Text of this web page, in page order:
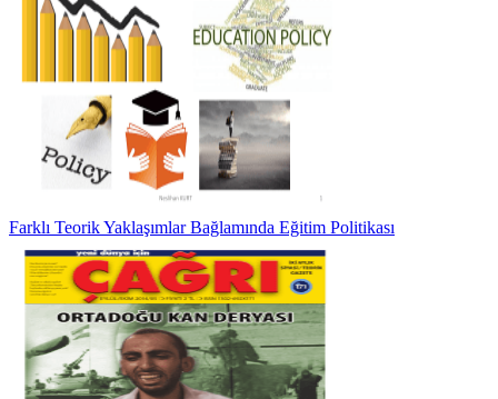
Farklı Teorik Yaklaşımlar Bağlamında Eğitim Politikası